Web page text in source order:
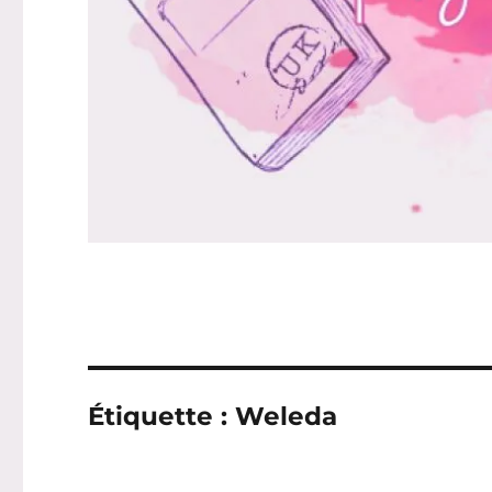
Étiquette :Weleda